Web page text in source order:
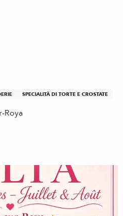
SPECIALITÀ DI TORTE E CROSTATE
Roya
favoris